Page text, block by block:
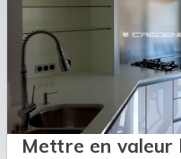
Mettre en valeur